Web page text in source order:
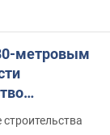
метровым